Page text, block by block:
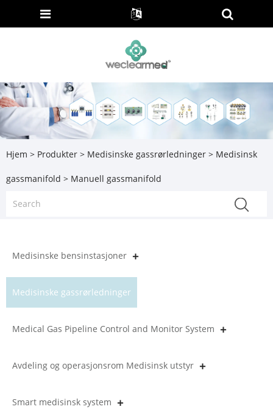
Hjem > Produkter > Medisinske gassrørledninger > Medisinsk
gassmanifold > Manuell gassmanifold
Medisinske bensinstasjoner
Medisinske gassrørledninger
Medical Gas Pipeline Control and Monitor System
Avdeling og operasjonsrom Medisinsk utstyr
Smart medisinsk system